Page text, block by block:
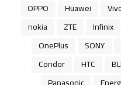
Huawei
OPPO
Infinix
ZTE
nokia
SONY
OnePlus
HTC
Condor